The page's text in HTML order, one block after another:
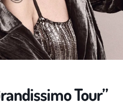
Tour”